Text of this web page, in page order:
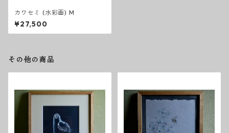
カワセミ (水彩画) M
¥27,500
その他の商品